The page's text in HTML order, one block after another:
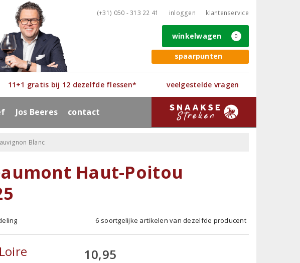
(+31) 050 - 313 22 41 inloggen klantenservice
spaarpunten
winkelwagen 0
11+1 gratis bij 12 dezelfde flessen* veelgestelde vragen
Jos Beeres contact
Blanc
Haut-Poitou
6 soortgelijke artikelen van dezelfde producent
10,95